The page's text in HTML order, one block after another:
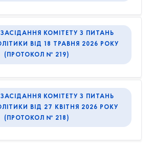
КОМІТЕТУ З ПИТАНЬ
ВІД 18 ТРАВНЯ 2026 РОКУ
(ПРОТОКОЛ № 219)
КОМІТЕТУ З ПИТАНЬ
ВІД 27 КВІТНЯ 2026 РОКУ
(ПРОТОКОЛ № 218)